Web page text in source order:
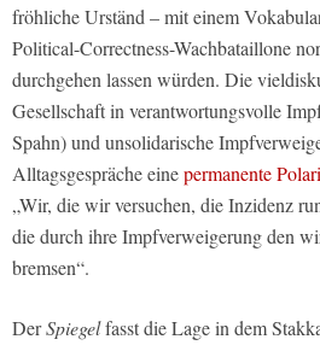
fröhliche Urständ – mit einem
Political-Correctness-Wachbataillone
durchgehen lassen würden. Die
Gesellschaft in verantwortungsvolle
Spahn) und unsolidarische
Alltagsgespräche einepermanente
„Wir, die wir versuchen, die Inzidenz
die durch ihre Impfverweigerung den
bremsen“.
DerSpiegelfasst die Lage in dem